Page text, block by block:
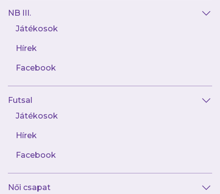
NB III.
Játékosok
Hírek
Facebook
Futsal
Játékosok
Hírek
Facebook
Női csapat
AJÁNLÓ